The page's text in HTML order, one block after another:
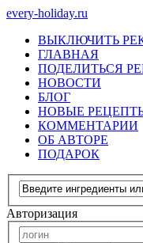
every-holiday.ru
ВЫКЛЮЧИТЬ
ГЛАВНАЯ
ПОДЕЛИТЬСЯ
НОВОСТИ
БЛОГ
НОВЫЕ
КОММЕНТАРИИ
ОБ АВТОРЕ
ПОДАРОК
Авторизация